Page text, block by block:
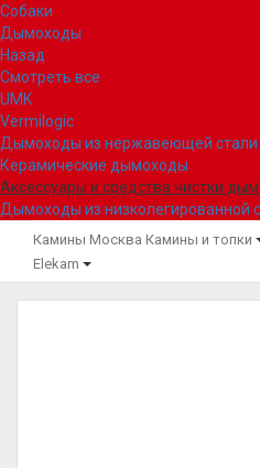
Собаки
Дымоходы
Назад
Смотреть все
UMK
Vermilogic
Дымоходы из нержавеющей стали
Керамические дымоходы
Аксессуары и средства чистки
Дымоходы из низколегированной
Камины Москва Камины и топки
Elekam